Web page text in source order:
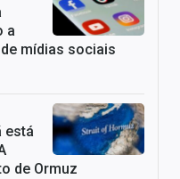
a
mídias sociais
está
de Ormuz